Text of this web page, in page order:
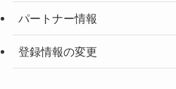
パートナー情報
登録情報の変更